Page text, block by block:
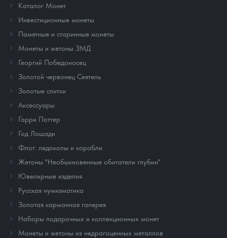
Каталог Монет
Инвестиционные монеты
Памятные и старинные монеты
Монеты и жетоны ЗМД
Георгий Победоносец
Золотой червонец Сеятель
Золотые слитки
Аксессуары
Гарри Поттер
Год Лошади
Флот: ледоколы и корабли
Жетоны "Необыкновенные обитатели глубин"
Ювелирные изделия
Русская нумизматика
Золотая карманная галерея
Наборы подарочных и коллекционных монет
Монеты и жетоны из недрагоценных металлов